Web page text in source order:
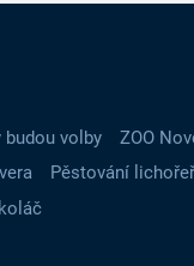
budou volby
ZOO
Pěstování